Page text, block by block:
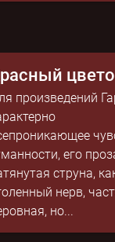
произведений
его
струна,
нерв,
но...